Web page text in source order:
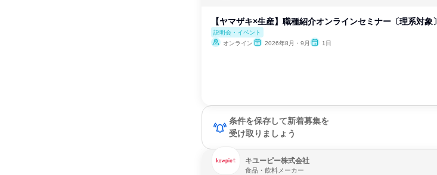
【ヤマザキ×生産】職種紹介オンラインセミナー〔理系対象〕
説明会・イベント
オンライン
2026年8月・9月 1日
条件を保存して新着募集を
受け取りましょう
キユーピー株式会社
食品・飲料メーカー